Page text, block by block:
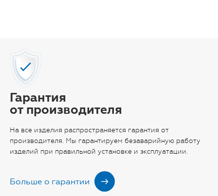
Гарантия
от производителя
На все изделия распространяется гарантия от
производителя. Мы гарантируем безаварийную работу
изделий при правильной установке и эксплуатации.
Больше о гарантии